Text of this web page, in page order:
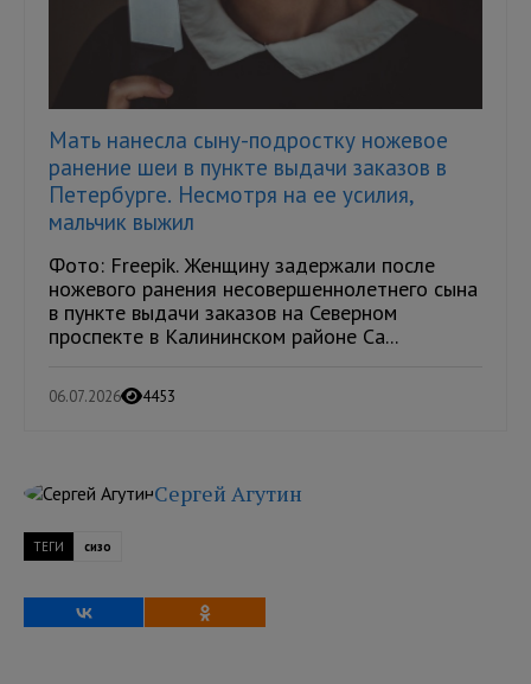
Мать нанесла сыну-подростку ножевое
ранение шеи в пункте выдачи заказов в
Петербурге. Несмотря на ее усилия,
мальчик выжил
Фото: Freepik. Женщину задержали после
ножевого ранения несовершеннолетнего сына
в пункте выдачи заказов на Северном
проспекте в Калининском районе Са...
06.07.2026 4453
Сергей Агутин
ТЕГИ сизо